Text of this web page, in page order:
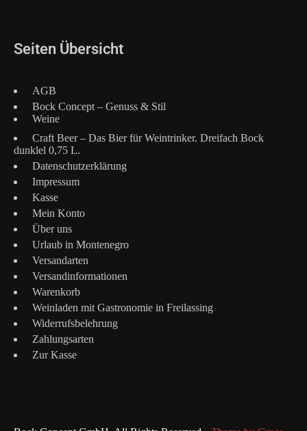
Seiten Übersicht
AGB
Bock Concept – Genuss & Stil
Weine
Craft Beer – Das Bier für Weintrinker. Dreifach Bock
dunklel 0,75 L.
Datenschutzerklärung
Impressum
Kasse
Mein Konto
Über uns
Urlaub in Montenegro
Versandarten
Versandinformationen
Warenkorb
Weinladen mit Gastronomie in Freilassing
Widerrufsbelehrung
Zahlungsarten
Zur Kasse